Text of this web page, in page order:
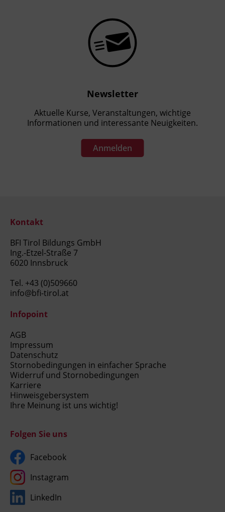
Newsletter
Aktuelle Kurse, Veranstaltungen, wichtige
Informationen und interessante Neuigkeiten.
Anmelden
Kontakt
BFI Tirol Bildungs GmbH
Ing.-Etzel-Straße 7
6020 Innsbruck
Tel. +43 (0)509660
info@bfi-tirol.at
Infopoint
AGB
Impressum
Datenschutz
Stornobedingungen in einfacher Sprache
Widerruf und Stornobedingungen
Karriere
Hinweisgebersystem
Ihre Meinung ist uns wichtig!
Folgen Sie uns
Facebook
Instagram
LinkedIn